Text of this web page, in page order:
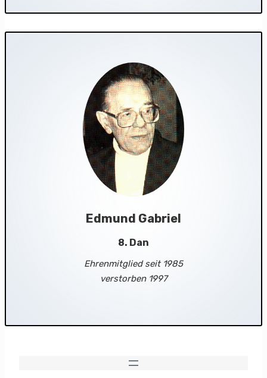
Edmund Gabriel
8. Dan
Ehrenmitglied seit 1985
verstorben 1997